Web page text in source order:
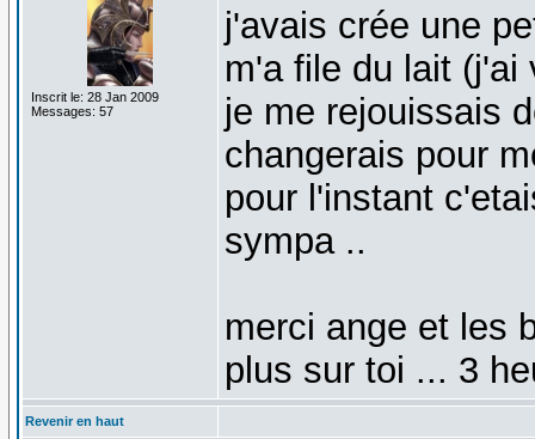
Inscrit le: 28 Jan 2009
Messages: 57
j'avais crée une
m'a file du lait (j'ai
je me rejouissais
changerais pour
pour l'instant
sympa ..
merci ange et les
plus sur toi ... 3
Revenir en haut